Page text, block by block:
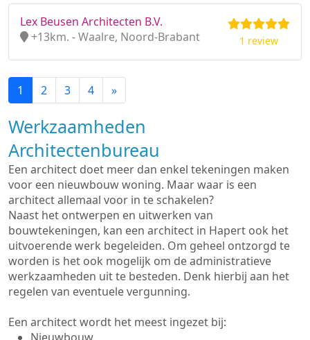
Lex Beusen Architecten B.V.
+13km. - Waalre, Noord-Brabant
1 review
1 2 3 4 »
Werkzaamheden
Architectenbureau
Een architect doet meer dan enkel tekeningen maken
voor een nieuwbouw woning. Maar waar is een
architect allemaal voor in te schakelen?
Naast het ontwerpen en uitwerken van
bouwtekeningen, kan een architect in Hapert ook het
uitvoerende werk begeleiden. Om geheel ontzorgd te
worden is het ook mogelijk om de administratieve
werkzaamheden uit te besteden. Denk hierbij aan het
regelen van eventuele vergunning.
Een architect wordt het meest ingezet bij: